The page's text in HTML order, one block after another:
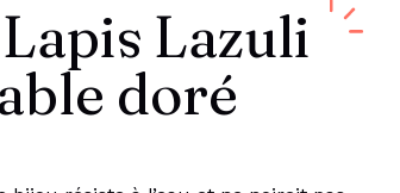
Lazuli
doré